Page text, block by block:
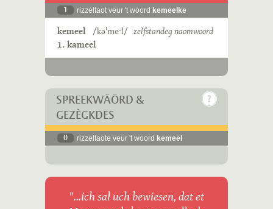
1 rizzeltaot veur 't woord kemeelke
kemeel /kəˈmeˑl/ zelfstandeg naomwoord
1. kameel
SPREEKWÄÖRD &
GEZÈGKDES
0 rizzeltaote veur 't woord kemeel
"...ich sal uch bewiesen, dat et